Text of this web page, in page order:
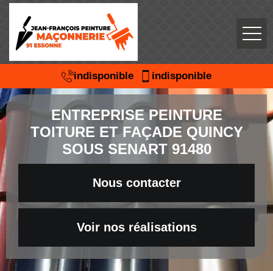
indisponible indisponible
ENTREPRISE PEINTURE
TOITURE ET FAÇADE QUINCY
SOUS SENART 91480
Nous contacter
Voir nos réalisations